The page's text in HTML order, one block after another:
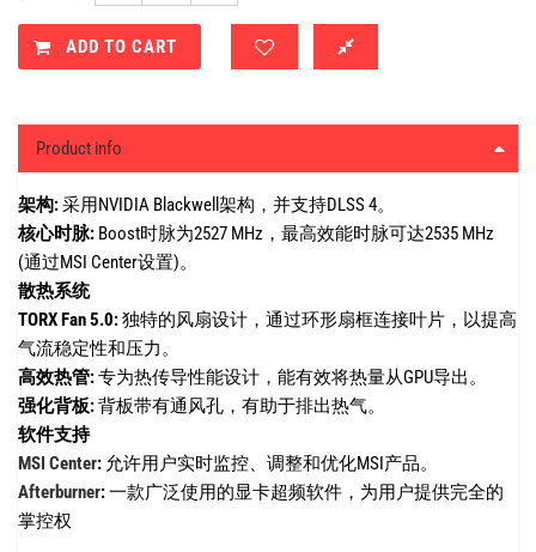
ADD TO CART
Product info
架构:采用NVIDIA Blackwell架构，并支持DLSS 4。
核心时脉: Boost时脉为2527 MHz，最高效能时脉可达2535 MHz
(通过MSI Center设置)。
散热系统
TORX Fan 5.0:独特的风扇设计，通过环形扇框连接叶片，以提高
气流稳定性和压力。
高效热管:专为热传导性能设计，能有效将热量从GPU导出。
强化背板:背板带有通风孔，有助于排出热气。
软件支持
MSI Center: 允许用户实时监控、调整和优化MSI产品。
Afterburner:一款广泛使用的显卡超频软件，为用户提供完全的
掌控权